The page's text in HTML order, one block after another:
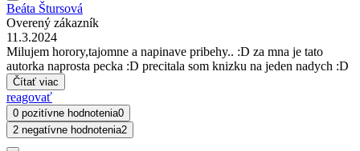
Beáta Štursová
Overený zákazník
11.3.2024
Milujem horory,tajomne a napinave pribehy.. :D za mna je tato
autorka naprosta pecka :D precitala som knizku na jeden nadych :D
Čítať viac
reagovať
0 pozitívne hodnotenia0
2 negatívne hodnotenia2